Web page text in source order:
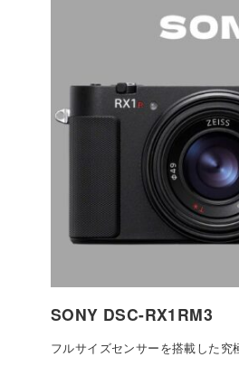
SONY DSC-RX1RM3
フルサイズセンサーを搭載した